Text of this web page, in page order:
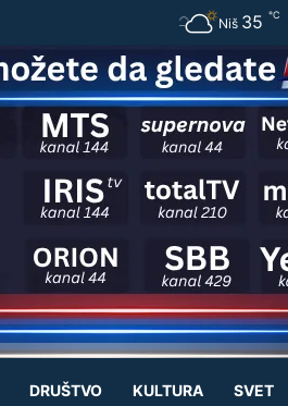
Niš 35 ℃
DRUŠTVO KULTURA SVET